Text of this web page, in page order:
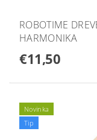
ROBOTIME
HARMONIKA
€11,50
Novinka
Tip